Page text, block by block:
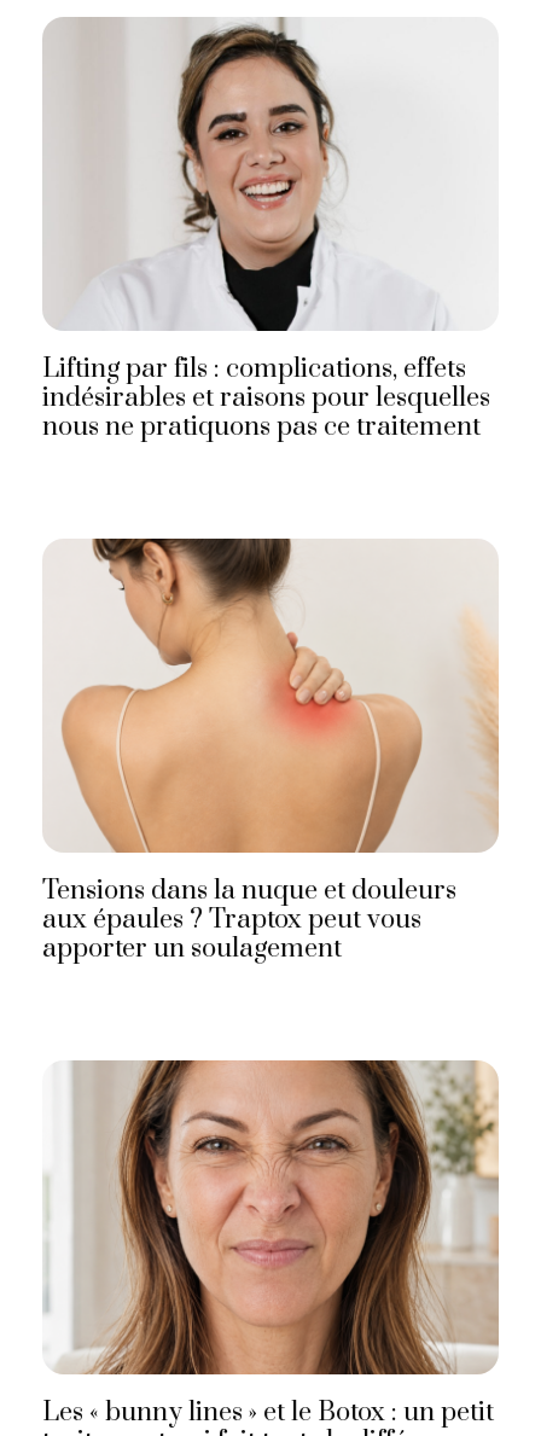
Lifting par fils : complications, effets
indésirables et raisons pour lesquelles
nous ne pratiquons pas ce traitement
Tensions dans la nuque et douleurs
aux épaules ? Traptox peut vous
apporter un soulagement
Les « bunny lines » et le Botox : un petit